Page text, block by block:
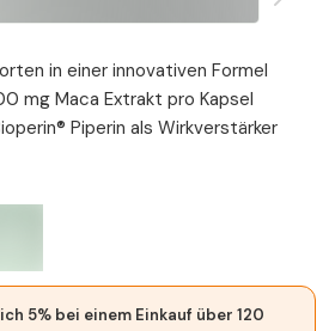
in einer innovativen Formel
mg Maca Extrakt pro Kapsel
Piperin als Wirkverstärker
5% bei einem Einkauf über 120